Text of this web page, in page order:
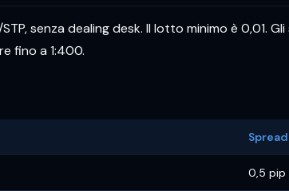
senza dealing desk. Il lotto minimo è 0,01.
fino a 1:400.
0,5 pip